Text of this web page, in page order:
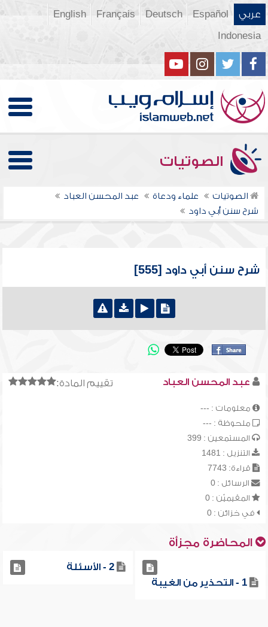
عربي Español
Deutsch
Français
English
Indonesia
الصوتيات
الصوتيات علماء ودعاة
عبد المحسن العباد
شرح سنن أبي داود
شرح سنن أبي داود [555]
تقييم المادة: عبد المحسن العباد
معلومات : ---
ملحوظة : ---
المستمعين : 399
التنزيل : 1481
قراءة: 7743
الرسائل : 0
المقيميّن : 0
في خزائن : 0
المحاضرة مجزأة
1 - التحذير من الغيبة
2 - الأسئلة